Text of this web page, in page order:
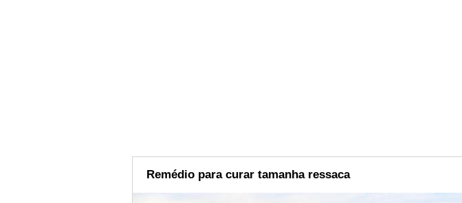
Remédio para curar tamanha ressaca